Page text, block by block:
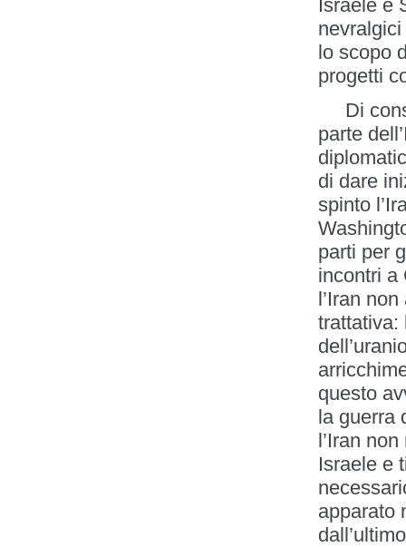
Israele e
lo scopo
progetti
Di
parte
di dare
spinto
parti per
incontri a
l’Iran
trattativa:
questo
la guerra
l’Iran
Israele e
apparato